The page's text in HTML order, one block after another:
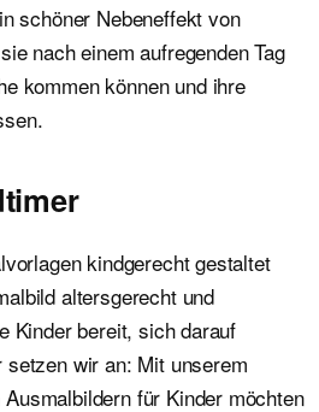
schöner Nebeneffekt von
nach einem aufregenden Tag
kommen können und ihre
kindgerecht gestaltet
altersgerecht und
Kinder bereit, sich darauf
wir an: Mit unserem
für Kinder möchten